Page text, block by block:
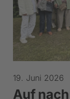
19. Juni 2026
Auf